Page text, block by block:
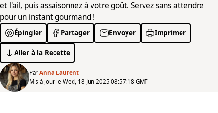
et l'ail, puis assaisonnez à votre goût. Servez sans attendre
pour un instant gourmand !
Épingler Partager Envoyer Imprimer
Aller à la Recette
Par Anna Laurent
Mis à jour le Wed, 18 Jun 2025 08:57:18 GMT